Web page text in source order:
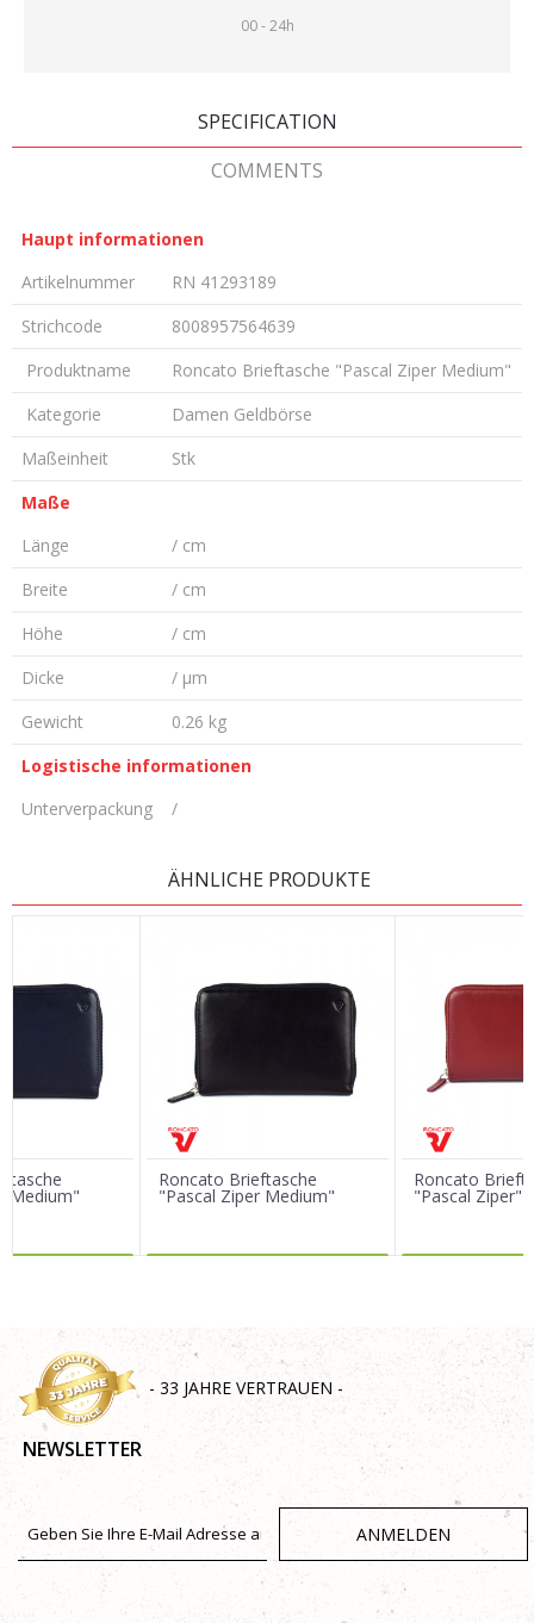
00 - 24h
SPECIFICATION
COMMENTS
Haupt informationen
Artikelnummer
RN 41293189
Strichcode
8008957564639
Produktname
Roncato Brieftasche "Pascal Ziper Medium"
Kategorie
Damen Geldbörse
Maßeinheit
Stk
Maße
Länge
/ cm
Breite
/ cm
Höhe
/ cm
Dicke
/ µm
Gewicht
0.26 kg
Logistische informationen
Unterverpackung
/
E-Mail
Nachricht
ÄHNLICHE PRODUKTE
Medium"
Roncato Brieftasche
"Pascal Ziper Medium"
Roncato
"Pascal Ziper"
- 33 JAHRE VERTRAUEN -
NEWSLETTER
ANMELDEN